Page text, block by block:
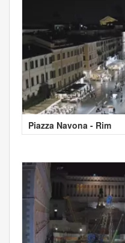
Piazza Navona - Rim